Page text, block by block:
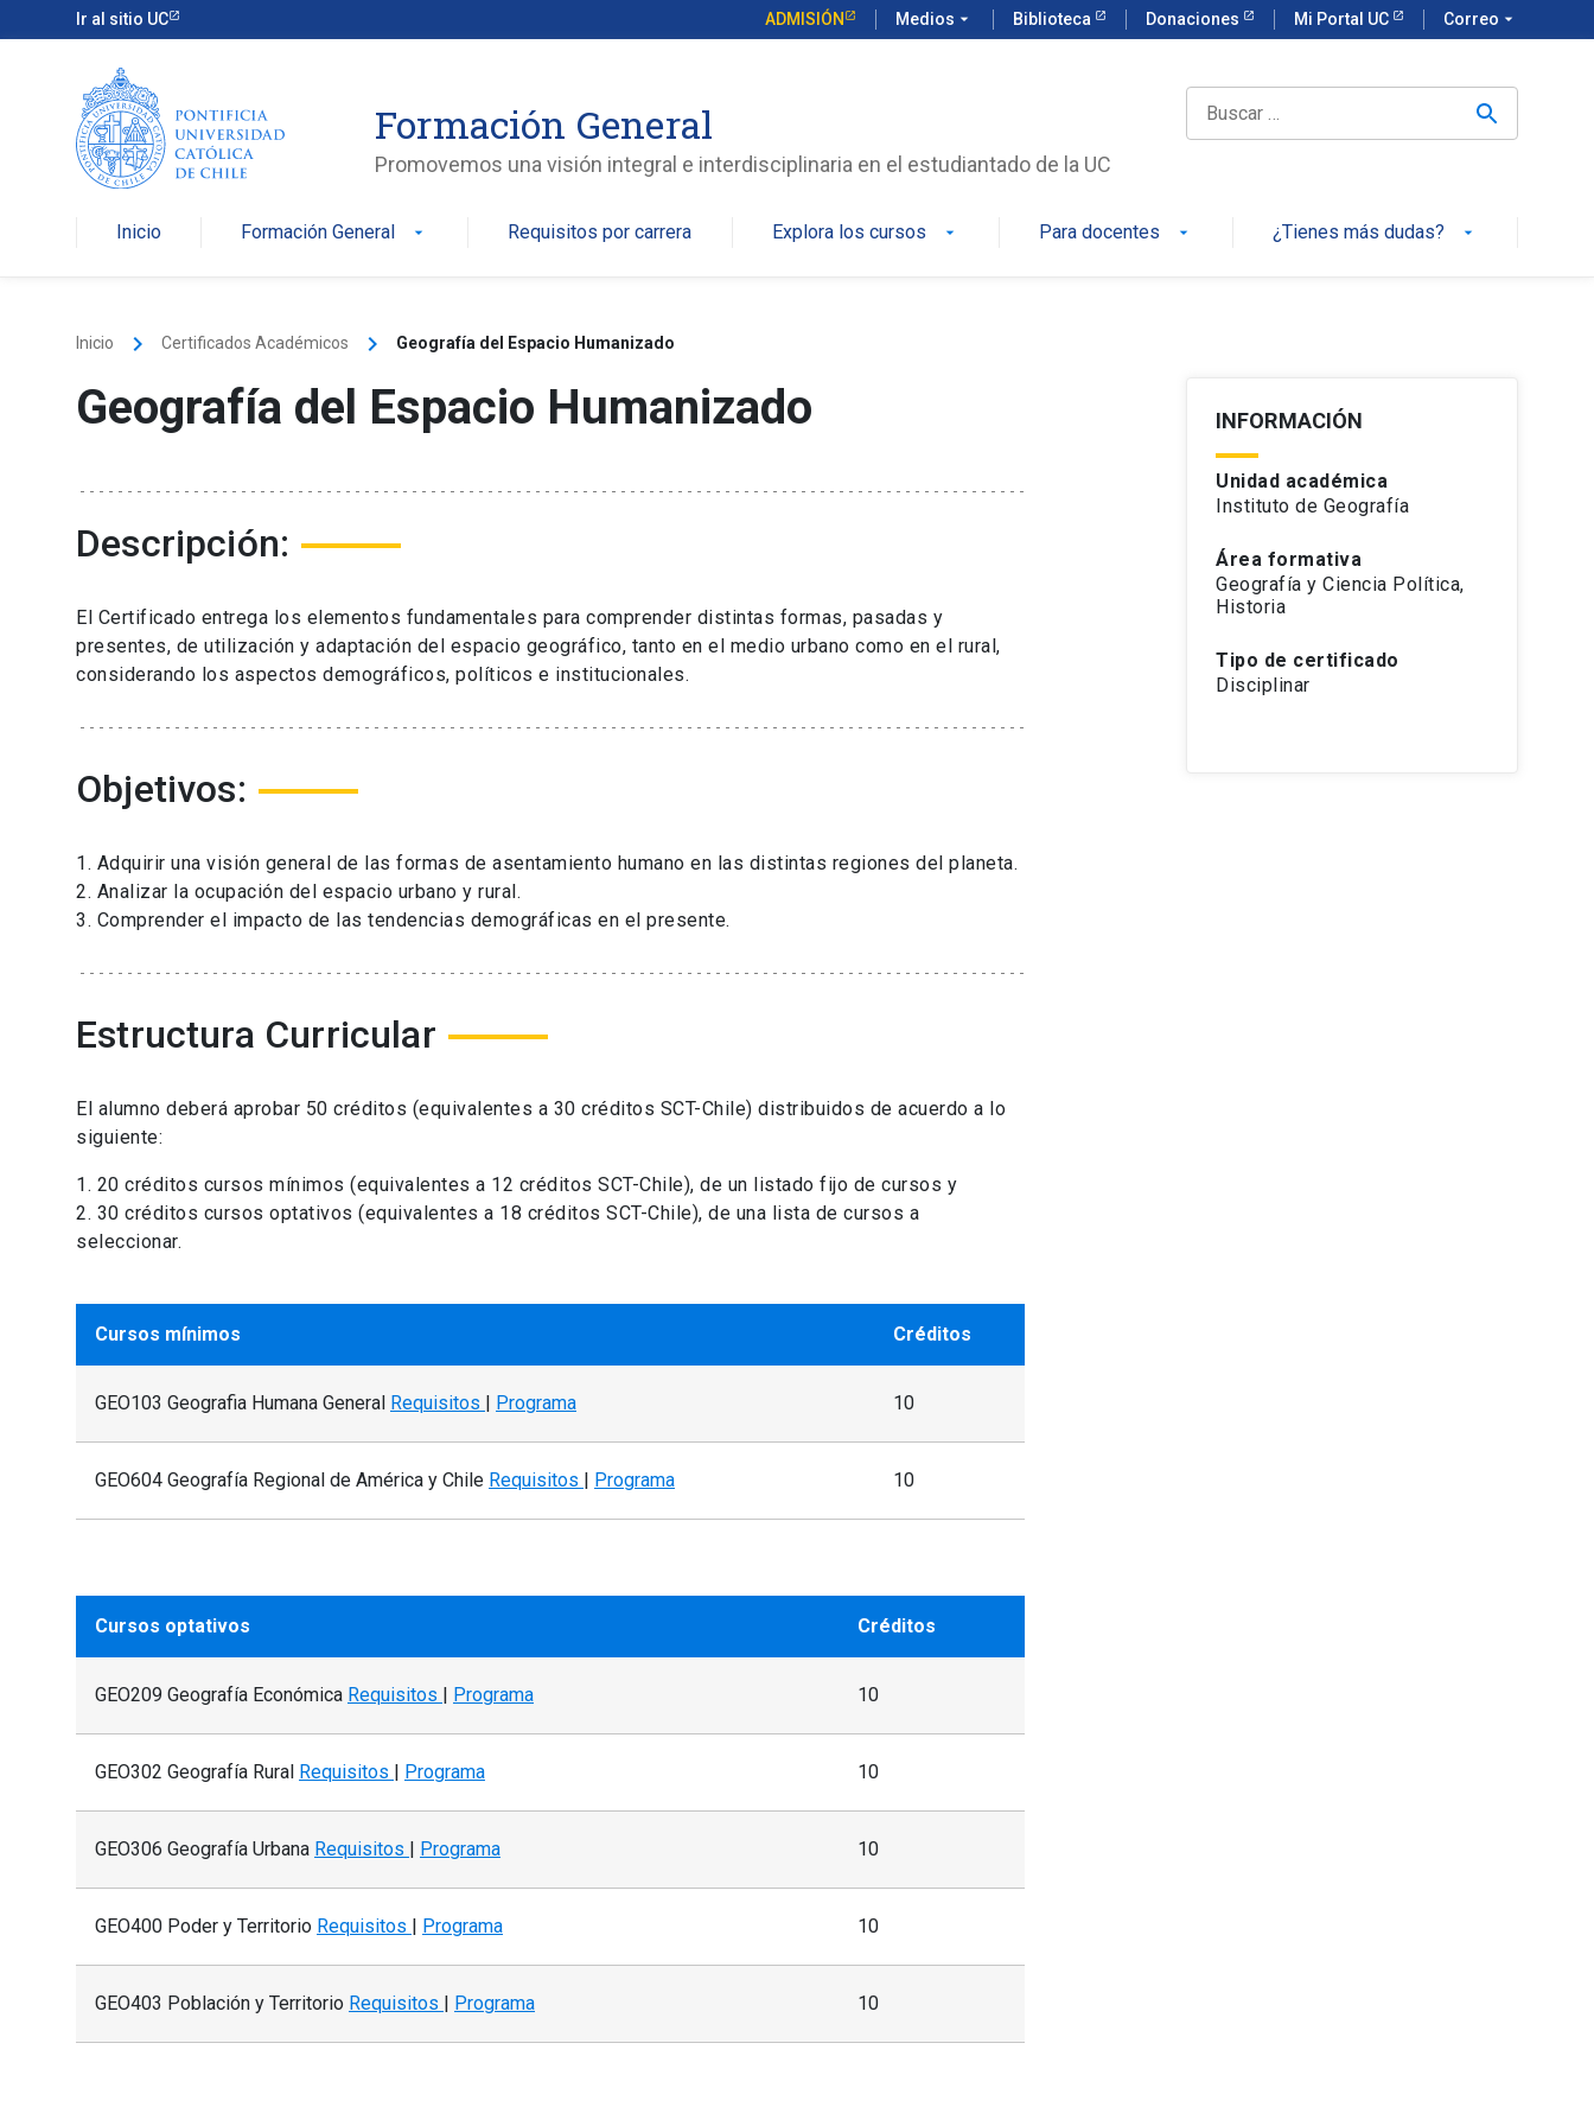
to
Ir al sitio UC ADMISIÓN Medios arrow_drop_down Biblioteca Donaciones Mi Portal UC Correo arrow_drop_down
Formación General
Promovemos una visión integral e interdisciplinaria en el estudiantado de la UC
Inicio Formación General arrow_drop_down Requisitos por carrera Explora los cursos arrow_drop_down Para docentes arrow_drop_down ¿Tienes más dudas? arrow_drop_down
Inicio keyboard_arrow_right Certificados Académicos keyboard_arrow_right Geografía del Espacio Humanizado
Geografía del Espacio Humanizado
Descripción:
El Certificado entrega los elementos fundamentales para comprender distintas formas, pasadas y
presentes, de utilización y adaptación del espacio geográfico, tanto en el medio urbano como en el rural,
considerando los aspectos demográficos, políticos e institucionales.
Objetivos:
1. Adquirir una visión general de las formas de asentamiento humano en las distintas regiones del planeta.
2. Analizar la ocupación del espacio urbano y rural.
3. Comprender el impacto de las tendencias demográficas en el presente.
Estructura Curricular
El alumno deberá aprobar 50 créditos (equivalentes a 30 créditos SCT-Chile) distribuidos de acuerdo a lo
siguiente:
1. 20 créditos cursos mínimos (equivalentes a 12 créditos SCT-Chile), de un listado fijo de cursos y
2. 30 créditos cursos optativos (equivalentes a 18 créditos SCT-Chile), de una lista de cursos a
seleccionar.
Cursos mínimos Créditos
GEO103 Geografia Humana General Requisitos | Programa 10
GEO604 Geografía Regional de América y Chile Requisitos | Programa 10
Cursos optativos Créditos
GEO209 Geografía Económica Requisitos | Programa 10
GEO302 Geografía Rural Requisitos | Programa 10
GEO306 Geografía Urbana Requisitos | Programa 10
GEO400 Poder y Territorio Requisitos | Programa 10
GEO403 Población y Territorio Requisitos | Programa 10
INFORMACIÓN
Unidad académica
Instituto de Geografía
Área formativa
Geografía y Ciencia Política,
Historia
Tipo de certificado
Disciplinar